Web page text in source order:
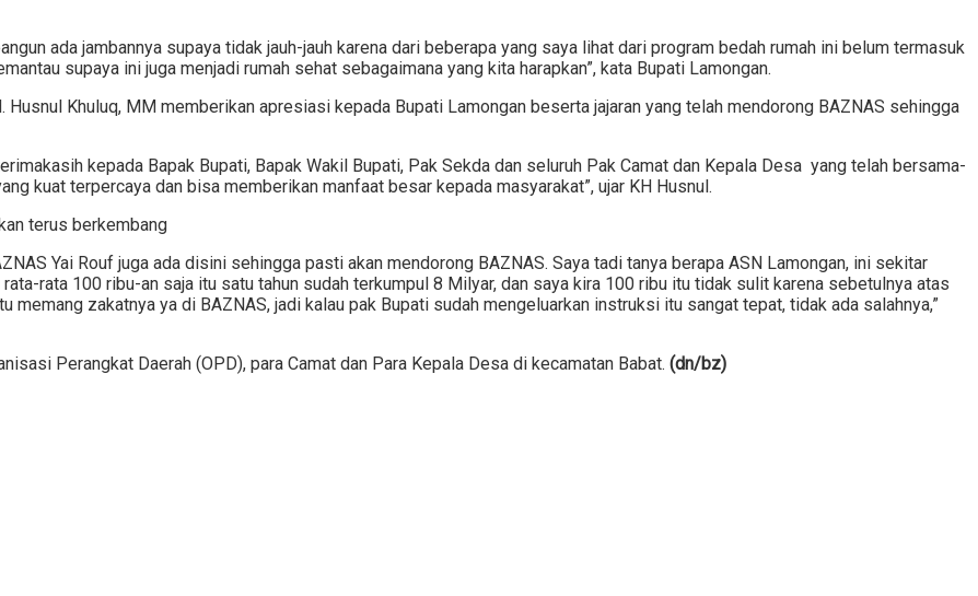
ada jambannya supaya tidak jauh-jauh karena dari beberapa yang saya lihat dari program bedah rumah ini belum termasuk
supaya ini juga menjadi rumah sehat sebagaimana yang kita harapkan”, kata Bupati Lamongan.
Husnul Khuluq, MM memberikan apresiasi kepada Bupati Lamongan beserta jajaran yang telah mendorong BAZNAS sehingga
kepada Bapak Bupati, Bapak Wakil Bupati, Pak Sekda dan seluruh Pak Camat dan Kepala Desa yang telah bersama-
kuat terpercaya dan bisa memberikan manfaat besar kepada masyarakat”, ujar KH Husnul.
terus berkembang
Yai Rouf juga ada disini sehingga pasti akan mendorong BAZNAS. Saya tadi tanya berapa ASN Lamongan, ini sekitar
rata 100 ribu-an saja itu satu tahun sudah terkumpul 8 Milyar, dan saya kira 100 ribu itu tidak sulit karena sebetulnya atas
memang zakatnya ya di BAZNAS, jadi kalau pak Bupati sudah mengeluarkan instruksi itu sangat tepat, tidak ada salahnya,”
Perangkat Daerah (OPD), para Camat dan Para Kepala Desa di kecamatan Babat. (dn/bz)